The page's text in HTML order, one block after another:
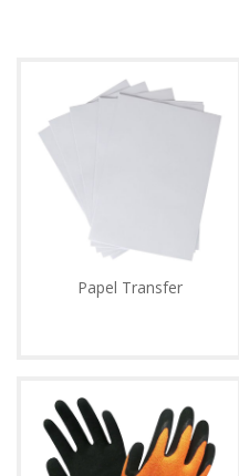
Papel Transfer